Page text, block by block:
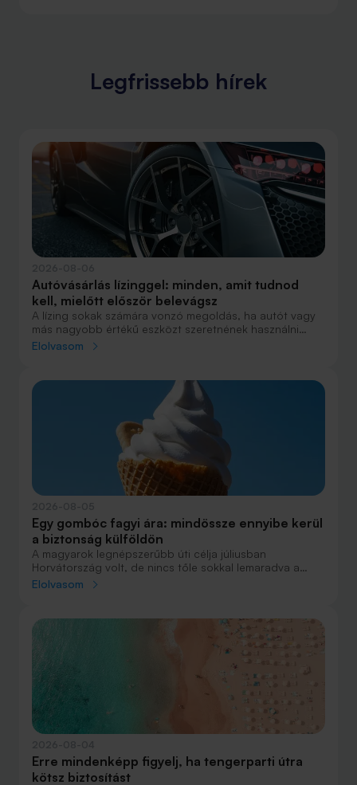
Legfrissebb hírek
Autóvásárlás lízinggel: minden, amit tudnod
kell, mielőtt először belevágsz
A lízing sokak számára vonzó megoldás, ha autót vagy
más nagyobb értékű eszközt szeretnének használni
anélkül, hogy azt egy összegben ki kellene fizetniük.
fogalmak közül, amelyekkel biztosan találkozol.
Elolvasom
Egy gombóc fagyi ára: mindössze ennyibe kerül
a biztonság külföldön
A magyarok legnépszerűbb úti célja júliusban
Horvátország volt, de nincs tőle sokkal lemaradva a
júniust megnyerő Olaszország sem. A tengerparti
nyaralásnak, mint repülővel.
Elolvasom
Erre mindenképp figyelj, ha tengerparti útra
kötsz biztosítást